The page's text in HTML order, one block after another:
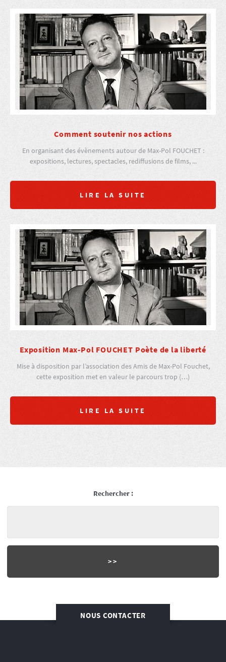
Comment soutenir nos actions
En organisant des évènements autour de Max-Pol FOUCHET :
expositions, lectures, spectacles, rediffusions de films, ...
LIRE LA SUITE
Exposition Max-Pol FOUCHET Poète de la liberté
Mise à disposition par l’association des Amis de Max-Pol Fouchet,
cette exposition met en valeur le parcours trop (…)
LIRE LA SUITE
Rechercher :
NOUS CONTACTER